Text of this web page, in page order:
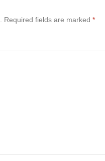
Required fields are marked *